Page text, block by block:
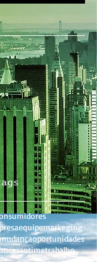
posts
equipemarkeging
mudançaoportunidades
sucessotimetrabalho